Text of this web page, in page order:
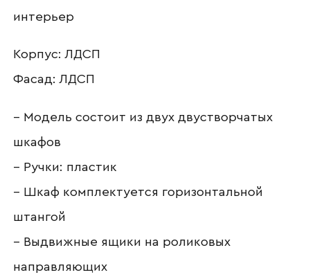
интерьер
Корпус: ЛДСП
Фасад: ЛДСП
– Модель состоит из двух двустворчатых
шкафов
– Ручки: пластик
– Шкаф комплектуется горизонтальной
штангой
– Выдвижные ящики на роликовых
направляющих
Ваше имя
Наименование организации
Ваш email